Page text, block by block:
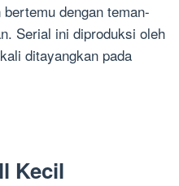
dengan teman-
Serial ini diproduksi oleh
ditayangkan pada
Kecil